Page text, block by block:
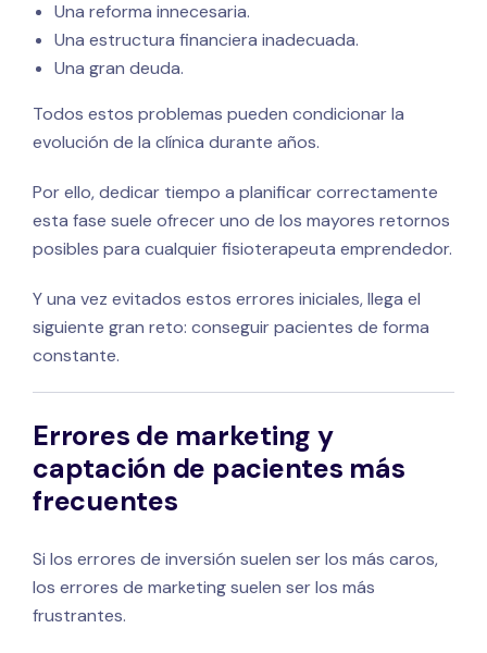
Una reforma innecesaria.
Una estructura financiera inadecuada.
Una gran deuda.
Todos estos problemas pueden condicionar la
evolución de la clínica durante años.
Por ello, dedicar tiempo a planificar correctamente
esta fase suele ofrecer uno de los mayores retornos
posibles para cualquier fisioterapeuta emprendedor.
Y una vez evitados estos errores iniciales, llega el
siguiente gran reto: conseguir pacientes de forma
constante.
Errores de marketing y
captación de pacientes más
frecuentes
Si los errores de inversión suelen ser los más caros,
los errores de marketing suelen ser los más
frustrantes.